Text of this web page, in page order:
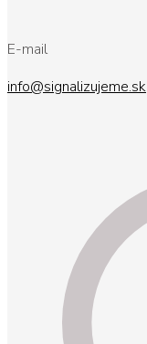
E-mail
info@signalizujeme.sk